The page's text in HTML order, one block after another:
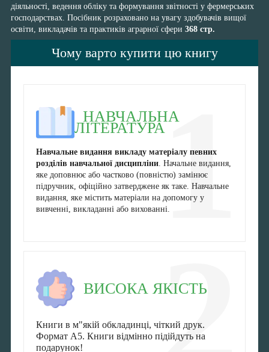
діяльності, ведення обліку та формування звітності у фермерських
господарствах. Посібник розраховано на увагу здобувачів вищої
освіти, викладачів та практиків аграрної сфери 368 стр.
Чому варто купити цю книгу
1
НАВЧАЛЬНА
ЛІТЕРАТУРА
Навчальне видання викладу матеріалу певних
розділів навчальної дисципліни. Начальне видання,
яке доповнює або частково (повністю) замінює
підручник, офіційно затверджене як таке. Навчальне
видання, яке містить матеріали на допомогу у
вивченні, викладанні або вихованні.
2
ВИСОКА ЯКІСТЬ
Книги в м"якій обкладинці, чіткий друк.
Формат А5. Книги відмінно підійдуть на
подарунок!